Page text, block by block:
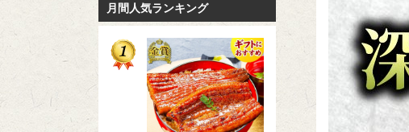
月間人気ランキング